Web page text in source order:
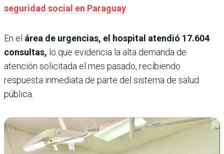
seguridad social en Paraguay
En el área de urgencias, el hospital atendió 17.604
consultas, lo que evidencia la alta demanda de
atención solicitada el mes pasado, recibiendo
respuesta inmediata de parte del sistema de salud
pública.